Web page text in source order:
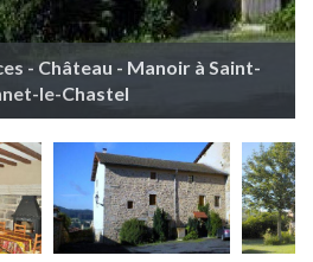
- Château - Manoir à Saint-
le-Chastel